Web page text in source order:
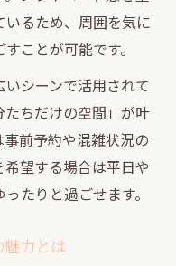
るため、周囲を気に
ことが可能です。
シーンで活用されて
ちだけの空間」が叶
前予約や混雑状況の
望する場合は平日や
たりと過ごせます。
力とは